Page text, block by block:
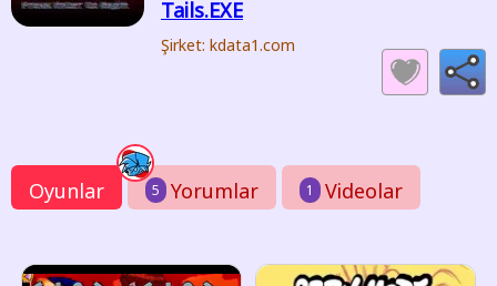
Tails.EXE
Şirket: kdata1.com
Oyunlar 5 Yorumlar 1 Videolar